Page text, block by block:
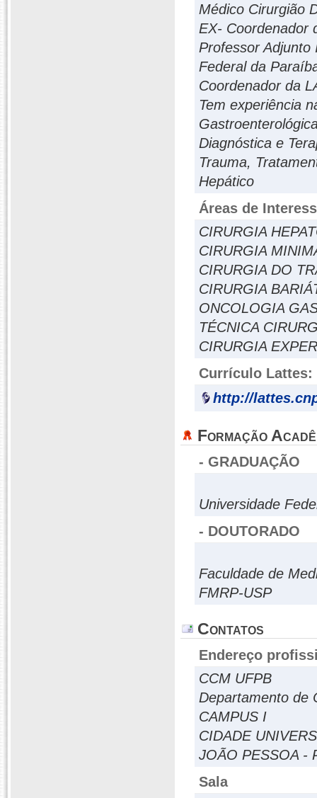
Médico Cirurgião
EX- Coordenador
Professor
Federal da
Coordenador da
Tem experiência
Diagnóstica e
Trauma,
Hepático
Áreas de
CIRURGIA
CIRURGIA
CIRURGIA DO
CIRURGIA
ONCOLOGIA
TÉCNICA
CIRURGIA
Currículo Lattes:
http://
Formação
- GRADUAÇÃO
Universidade
- DOUTORADO
Faculdade de
FMRP-USP
Contatos
Endereço
CCM UFPB
Departamento de
CAMPUS I
CIDADE
JOÃO PESSOA -
Sala